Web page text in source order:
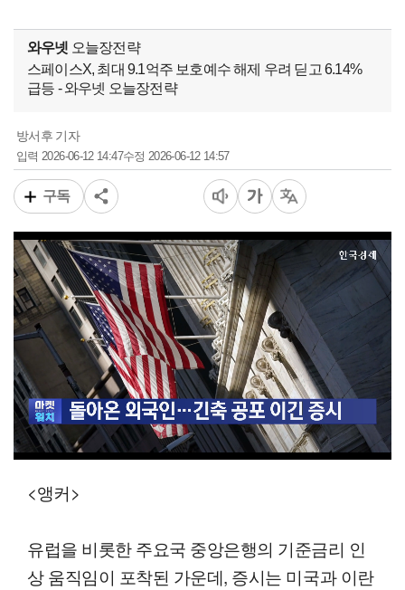
와우넷 오늘장전략
스페이스X, 최대 9.1억주 보호예수 해제 우려 딛고 6.14%
급등 - 와우넷 오늘장전략
방서후 기자
입력2026-06-12 14:47수정 2026-06-12 14:57
구독
00:12
<앵커>
유럽을 비롯한 주요국 중앙은행의 기준금리 인
상 움직임이 포착된 가운데, 증시는 미국과 이란